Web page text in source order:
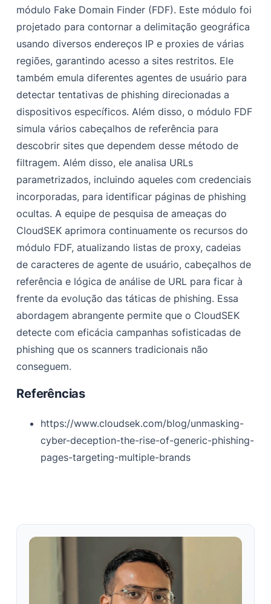
módulo Fake Domain Finder (FDF). Este módulo foi
projetado para contornar a delimitação geográfica
usando diversos endereços IP e proxies de várias
regiões, garantindo acesso a sites restritos. Ele
também emula diferentes agentes de usuário para
detectar tentativas de phishing direcionadas a
dispositivos específicos. Além disso, o módulo FDF
simula vários cabeçalhos de referência para
descobrir sites que dependem desse método de
filtragem. Além disso, ele analisa URLs
parametrizados, incluindo aqueles com credenciais
incorporadas, para identificar páginas de phishing
ocultas. A equipe de pesquisa de ameaças do
CloudSEK aprimora continuamente os recursos do
módulo FDF, atualizando listas de proxy, cadeias
de caracteres de agente de usuário, cabeçalhos de
referência e lógica de análise de URL para ficar à
frente da evolução das táticas de phishing. Essa
abordagem abrangente permite que o CloudSEK
detecte com eficácia campanhas sofisticadas de
phishing que os scanners tradicionais não
conseguem.
Referências
https://www.cloudsek.com/blog/unmasking-
cyber-deception-the-rise-of-generic-phishing-
pages-targeting-multiple-brands